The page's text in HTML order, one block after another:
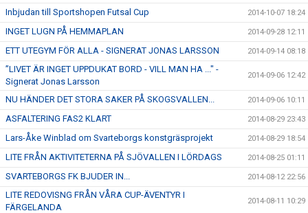
Inbjudan till Sportshopen Futsal Cup 2014-10-07 18:24
INGET LUGN PÅ HEMMAPLAN 2014-09-28 12:11
ETT UTEGYM FÖR ALLA - SIGNERAT JONAS LARSSON 2014-09-14 08:18
”LIVET ÄR INGET UPPDUKAT BORD - VILL MAN HA ..." -
Signerat Jonas Larsson
2014-09-06 12:42
NU HÄNDER DET STORA SAKER PÅ SKOGSVALLEN... 2014-09-06 10:11
ASFALTERING FAS2 KLART 2014-08-29 23:43
Lars-Åke Winblad om Svarteborgs konstgräsprojekt 2014-08-29 18:54
LITE FRÅN AKTIVITETERNA PÅ SJÖVALLEN I LÖRDAGS 2014-08-25 01:11
SVARTEBORGS FK BJUDER IN... 2014-08-12 22:56
LITE REDOVISNG FRÅN VÅRA CUP-ÄVENTYR I
FÄRGELANDA
2014-08-11 10:29